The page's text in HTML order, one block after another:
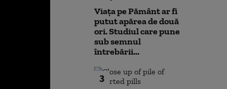
Viața pe Pământ ar fi
putut apărea de două
ori. Studiul care pune
sub semnul
întrebării...
3